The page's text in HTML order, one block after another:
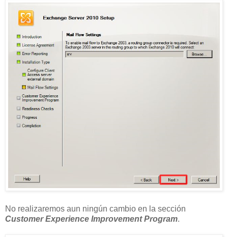
No realizaremos aun ningún cambio en la sección
Customer Experience Improvement Program.